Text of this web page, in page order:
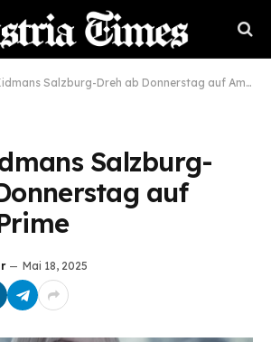
Salzburg-Dreh ab Donnerstag auf Amazon Prime
Salzburg-
auf
Mai 18, 2025